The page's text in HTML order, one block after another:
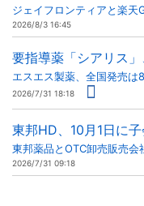
ジェイフロンティアと楽天
2026/8/3 16:45
要指導薬「シアリス
エスエス製薬、全国発売は
2026/7/31 18:18
東邦HD、10月1日に
東邦薬品とOTC卸売販売会
2026/7/31 09:18